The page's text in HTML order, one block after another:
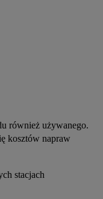
również używanego.
kosztów napraw
stacjach